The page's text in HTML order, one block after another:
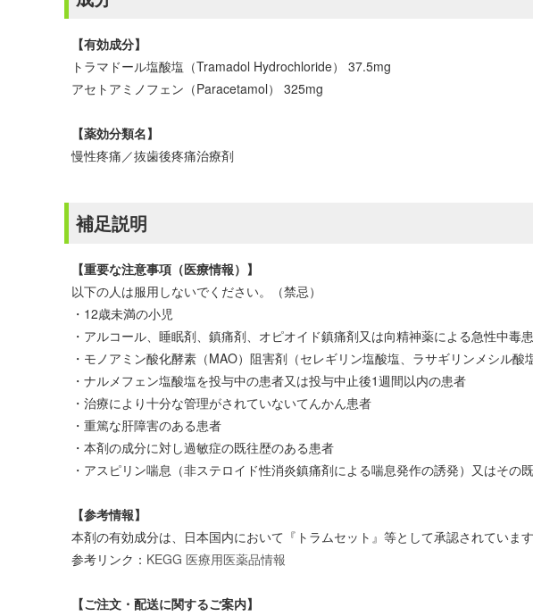
【有効成分】
トラマドール塩酸塩（Tramadol Hydrochloride） 37.5mg
アセトアミノフェン（Paracetamol） 325mg
【薬効分類名】
慢性疼痛／抜歯後疼痛治療剤
補足説明
【重要な注意事項（医療情報）】
以下の人は服用しないでください。（禁忌）
・12歳未満の小児
・アルコール、睡眠剤、鎮痛剤、オピオイド鎮痛剤又は向精神薬による急性中毒
・モノアミン酸化酵素（MAO）阻害剤（セレギリン塩酸塩、ラサギリンメシル
・ナルメフェン塩酸塩を投与中の患者又は投与中止後1週間以内の患者
・治療により十分な管理がされていないてんかん患者
・重篤な肝障害のある患者
・本剤の成分に対し過敏症の既往歴のある患者
・アスピリン喘息（非ステロイド性消炎鎮痛剤による喘息発作の誘発）又はその
【参考情報】
本剤の有効成分は、日本国内において『トラムセット』等として承認されています
参考リンク： KEGG 医療用医薬品情報
【ご注文・配送に関するご案内】